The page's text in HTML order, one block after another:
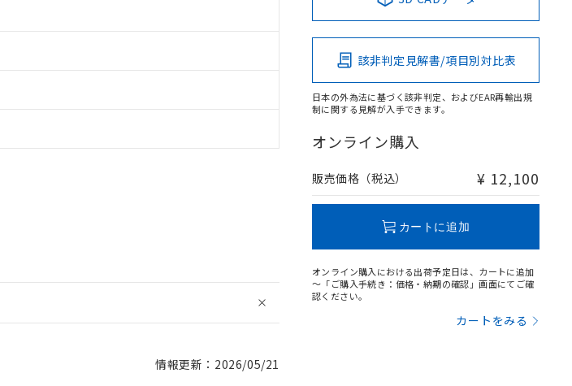
情報更新：2026/05/21
該非判定見解書/項目別対比表
日本の外為法に基づく該非判定、およびEAR再輸出規
制に関する見解が入手できます。
オンライン購入
販売価格（税込） ¥ 12,100
カートに追加
オンライン購入における出荷予定日は、カートに追加
～「ご購入手続き：価格・納期の確認」画面にてご確
認ください。
カートをみる